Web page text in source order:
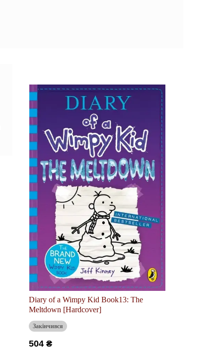
Diary of a Wimpy Kid Book13: The
Meltdown [Hardcover]
Закінчився
504 ₴